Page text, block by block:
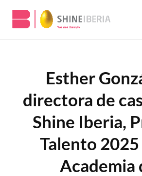
Esther
directora de
Shine Iberia,
Talento 2025
Academia